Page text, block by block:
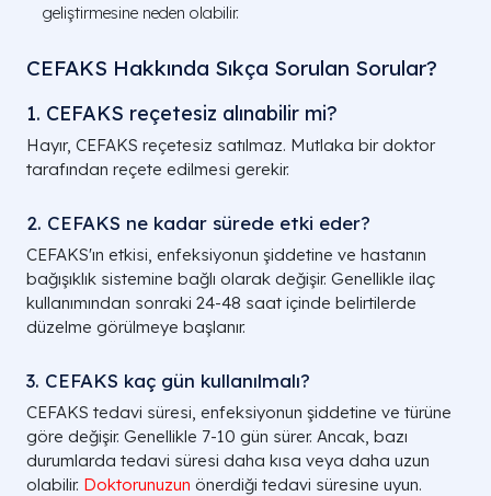
geliştirmesine neden olabilir.
CEFAKS Hakkında Sıkça Sorulan Sorular?
1. CEFAKS reçetesiz alınabilir mi?
Hayır, CEFAKS reçetesiz satılmaz. Mutlaka bir doktor
tarafından reçete edilmesi gerekir.
2. CEFAKS ne kadar sürede etki eder?
CEFAKS'ın etkisi, enfeksiyonun şiddetine ve hastanın
bağışıklık sistemine bağlı olarak değişir. Genellikle ilaç
kullanımından sonraki 24-48 saat içinde belirtilerde
düzelme görülmeye başlanır.
3. CEFAKS kaç gün kullanılmalı?
CEFAKS tedavi süresi, enfeksiyonun şiddetine ve türüne
göre değişir. Genellikle 7-10 gün sürer. Ancak, bazı
durumlarda tedavi süresi daha kısa veya daha uzun
olabilir. Doktorunuzun önerdiği tedavi süresine uyun.